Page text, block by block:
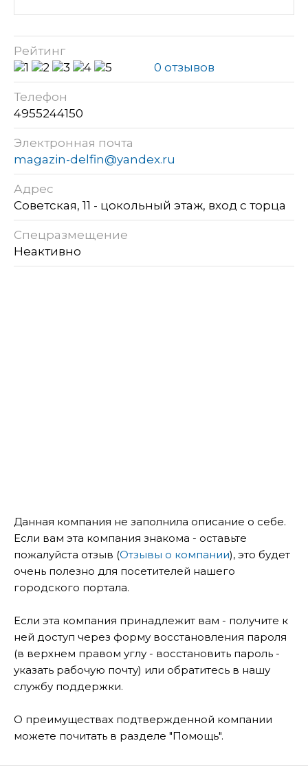
Рейтинг
0 отзывов
Телефон
4955244150
Электронная почта
magazin-delfin@yandex.ru
Адрес
Советская, 11 - цокольный этаж, вход с торца
Спецразмещение
Неактивно
Данная компания не заполнила описание о себе.
Если вам эта компания знакома - оставьте
пожалуйста отзыв (Отзывы о компании), это будет
очень полезно для посетителей нашего
городского портала.
Если эта компания принадлежит вам - получите к
ней доступ через форму восстановления пароля
(в верхнем правом углу - восстановить пароль -
указать рабочую почту) или обратитесь в нашу
службу поддержки.
О преимуществах подтвержденной компании
можете почитать в разделе "Помощь".